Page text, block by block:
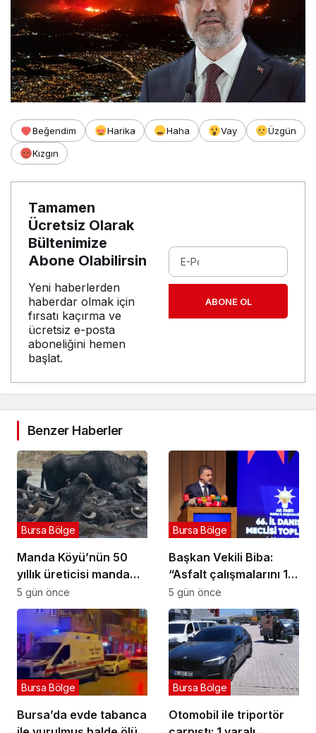
Beğendim Harika Haha Vay
Üzgün
Kızgın
Tamamen
Ücretsiz Olarak
Bültenimize
Abone Olabilirsin
Yeni haberlerden
haberdar olmak için
fırsatı kaçırma ve
ücretsiz e-posta
aboneliğini hemen
başlat.
ABONE OL
Benzer Haberler
Manda Köyü’nün 50
yıllık üreticisi manda
sucuğu ve yoğurduyla
fark oluşturdu
Bursa Bölge
5 gün önce
Başkan Vekili Biba:
“Asfalt çalışmalarını 12
kat artırdık”
Bursa Bölge
5 gün önce
Bursa’da evde tabanca
Bursa Bölge
Otomobil ile triportör
Bursa Bölge